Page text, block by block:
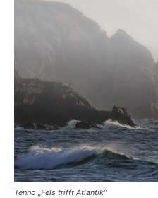
Tenno „Fels trifft Atlantik“